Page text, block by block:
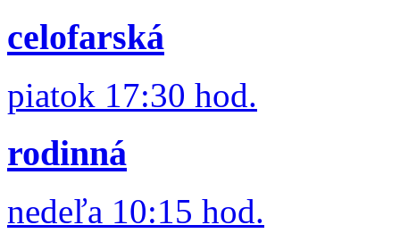
celofarská
piatok 17:30 hod.
rodinná
nedeľa 10:15 hod.